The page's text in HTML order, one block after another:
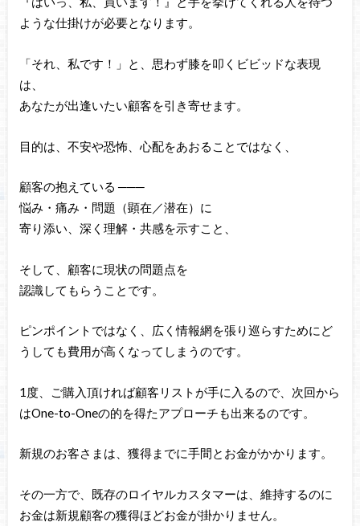
ような仕掛けが必要となります。
「それ、私です！」と、思わず膝を叩くビビッドな表現
は、
あなたが出逢いたい顧客を引き寄せます。
目的は、不安や恐怖、心配をあおることではなく、
顧客の抱えている ───
悩み・痛み・問題（顕在／潜在）に
寄り添い、深く理解・共感を示すこと、
そして、顧客に現状の問題点を
認識してもらうことです。
ピンポイントではなく、広く情報網を張り巡らすためにど
うしても費用が高くなってしまうのです。
1度、ご購入頂ければ顧客リストが手に入るので、次回から
はOne-to-Oneの的を得たアプローチも出来るのです。
新規のお客さまは、獲得までに手間とお金がかかります。
その一方で、既存のロイヤルカスタマーは、維持するのに
お金は新規顧客の獲得ほどお金が掛かりません。